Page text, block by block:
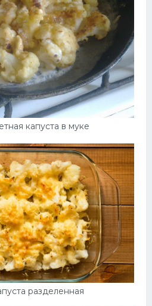
капуста в муке
разделенная